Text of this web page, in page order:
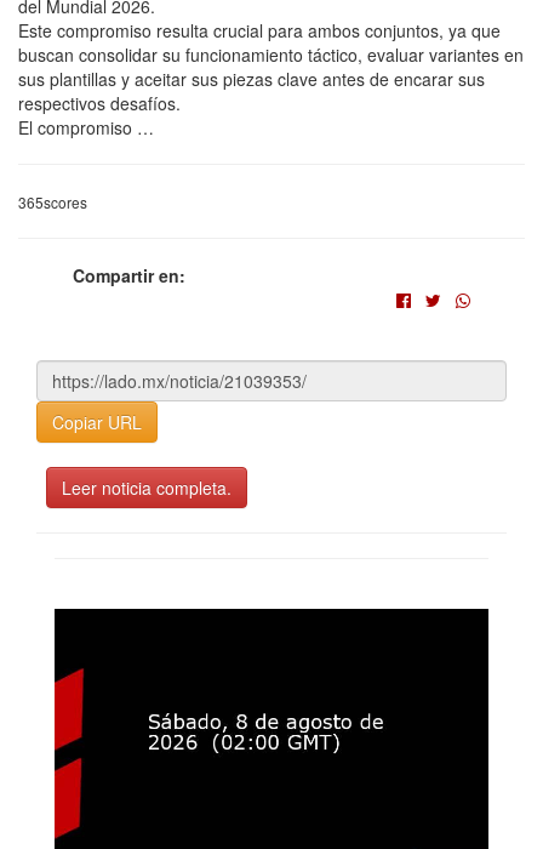
del Mundial 2026.
Este compromiso resulta crucial para ambos conjuntos, ya que
buscan consolidar su funcionamiento táctico, evaluar variantes en
sus plantillas y aceitar sus piezas clave antes de encarar sus
respectivos desafíos.
El compromiso …
365scores
Compartir en:
Copiar URL
Leer noticia completa.